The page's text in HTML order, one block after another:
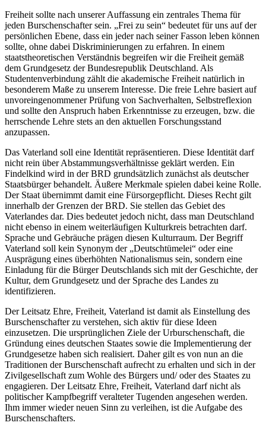
Freiheit sollte nach unserer Auffassung ein zentrales Thema für
jeden Burschenschafter sein. „Frei zu sein“ bedeutet für uns auf der
persönlichen Ebene, dass ein jeder nach seiner Fasson leben können
sollte, ohne dabei Diskriminierungen zu erfahren. In einem
staatstheoretischen Verständnis begreifen wir die Freiheit gemäß
dem Grundgesetz der Bundesrepublik Deutschland. Als
Studentenverbindung zählt die akademische Freiheit natürlich in
besonderem Maße zu unserem Interesse. Die freie Lehre basiert auf
unvoreingenommener Prüfung von Sachverhalten, Selbstreflexion
und sollte den Anspruch haben Erkenntnisse zu erzeugen, bzw. die
herrschende Lehre stets an den aktuellen Forschungsstand
anzupassen.
Das Vaterland soll eine Identität repräsentieren. Diese Identität darf
nicht rein über Abstammungsverhältnisse geklärt werden. Ein
Findelkind wird in der BRD grundsätzlich zunächst als deutscher
Staatsbürger behandelt. Äußere Merkmale spielen dabei keine Rolle.
Der Staat übernimmt damit eine Fürsorgepflicht. Dieses Recht gilt
innerhalb der Grenzen der BRD. Sie stellen das Gebiet des
Vaterlandes dar. Dies bedeutet jedoch nicht, dass man Deutschland
nicht ebenso in einem weiterläufigen Kulturkreis betrachten darf.
Sprache und Gebräuche prägen diesen Kulturraum. Der Begriff
Vaterland soll kein Synonym der „Deutschtümelei“ oder eine
Ausprägung eines überhöhten Nationalismus sein, sondern eine
Einladung für die Bürger Deutschlands sich mit der Geschichte, der
Kultur, dem Grundgesetz und der Sprache des Landes zu
identifizieren.
Der Leitsatz Ehre, Freiheit, Vaterland ist damit als Einstellung des
Burschenschafter zu verstehen, sich aktiv für diese Ideen
einzusetzen. Die ursprünglichen Ziele der Urburschenschaft, die
Gründung eines deutschen Staates sowie die Implementierung der
Grundgesetze haben sich realisiert. Daher gilt es von nun an die
Traditionen der Burschenschaft aufrecht zu erhalten und sich in der
Zivilgesellschaft zum Wohle des Bürgers und/ oder des Staates zu
engagieren. Der Leitsatz Ehre, Freiheit, Vaterland darf nicht als
politischer Kampfbegriff veralteter Tugenden angesehen werden.
Ihm immer wieder neuen Sinn zu verleihen, ist die Aufgabe des
Burschenschafters.